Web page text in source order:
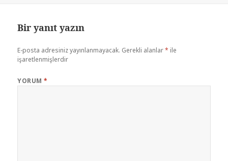
Bir yanıt yazın
E-posta adresiniz yayınlanmayacak. Gerekli alanlar* ile
işaretlenmişlerdir
YORUM*